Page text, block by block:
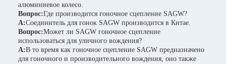
алюминиевое колесо.
Вопрос:Где производится гоночное сцепление SAGW?
А:Соединитель для гонок SAGW производится в Китае.
Вопрос:Может ли SAGW гоночное сцепление
использоваться для уличного вождения?
А:В то время как гоночное сцепление SAGW предназначено
для гоночного и производительного вождения, оно также